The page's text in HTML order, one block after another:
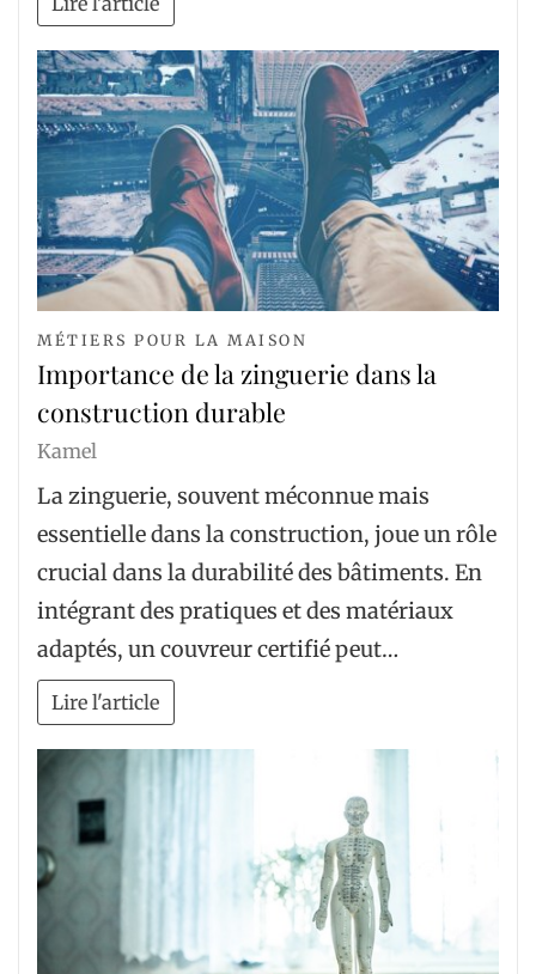
MÉTIERS POUR LA MAISON
Importance de la zinguerie dans la
construction durable
Kamel
La zinguerie, souvent méconnue mais
essentielle dans la construction, joue un rôle
crucial dans la durabilité des bâtiments. En
intégrant des pratiques et des matériaux
adaptés, un couvreur certifié peut…
Lire l'article